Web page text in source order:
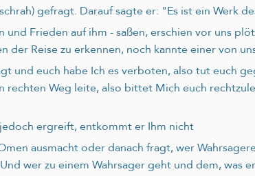
gefragt. Darauf sagte er: "Es ist ein Werk
und Frieden auf ihm - saßen, erschien vor uns
der Reise zu erkennen, noch kannte einer von
und euch habe Ich es verboten, also tut euch
Weg leite, also bittet Mich euch
ergreift, entkommt er Ihm nicht
ausmacht oder danach fragt, wer
wer zu einem Wahrsager geht und dem, was